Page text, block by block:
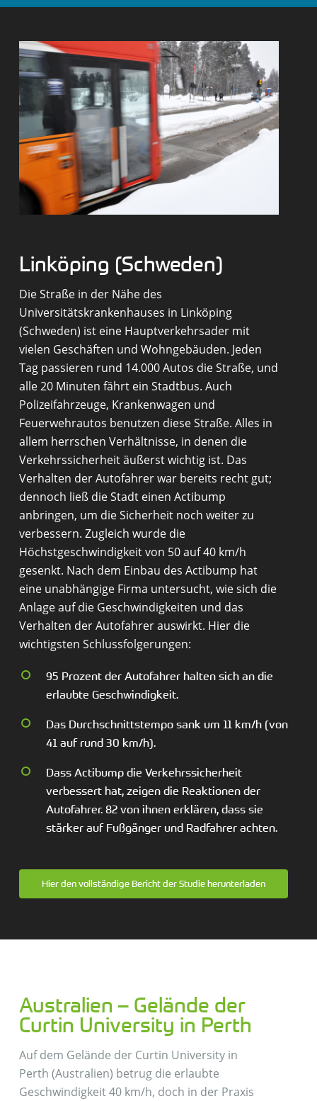
Linköping (Schweden)
Die Straße in der Nähe des
Universitätskrankenhauses in Linköping
(Schweden) ist eine Hauptverkehrsader mit
vielen Geschäften und Wohngebäuden. Jeden
Tag passieren rund 14.000 Autos die Straße, und
alle 20 Minuten fährt ein Stadtbus. Auch
Polizeifahrzeuge, Krankenwagen und
Feuerwehrautos benutzen diese Straße. Alles in
allem herrschen Verhältnisse, in denen die
Verkehrssicherheit äußerst wichtig ist. Das
Verhalten der Autofahrer war bereits recht gut;
dennoch ließ die Stadt einen Actibump
anbringen, um die Sicherheit noch weiter zu
verbessern. Zugleich wurde die
Höchstgeschwindigkeit von 50 auf 40 km/h
gesenkt. Nach dem Einbau des Actibump hat
eine unabhängige Firma untersucht, wie sich die
Anlage auf die Geschwindigkeiten und das
Verhalten der Autofahrer auswirkt. Hier die
wichtigsten Schlussfolgerungen:
95 Prozent der Autofahrer halten sich an die
erlaubte Geschwindigkeit.
Das Durchschnittstempo sank um 11 km/h (von
41 auf rund 30 km/h).
Dass Actibump die Verkehrssicherheit
verbessert hat, zeigen die Reaktionen der
Autofahrer. 82 von ihnen erklären, dass sie
stärker auf Fußgänger und Radfahrer achten.
Hier den vollständige Bericht der Studie herunterladen
Australien – Gelände der
Curtin University in Perth
Auf dem Gelände der Curtin University in
Perth (Australien) betrug die erlaubte
Geschwindigkeit 40 km/h, doch in der Praxis